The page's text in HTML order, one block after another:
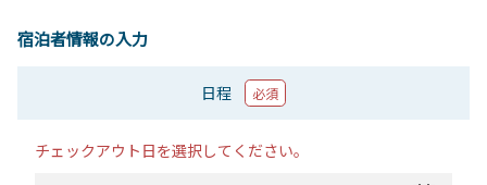
宿泊者情報の入力
日程 必須
チェックアウト日を選択してください。